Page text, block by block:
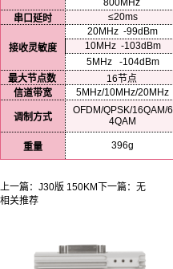
800MHz
串口延时
≤20ms
接收灵敏度
20MHz -99dBm
10MHz -103dBm
5MHz -104dBm
最大节点数
16节点
信道带宽
5MHz/10MHz/20MHz
调制方式
OFDM/QPSK/16QAM/6
4QAM
重量
396g
上一篇： J30版 150KM 下一篇： 无
相关推荐